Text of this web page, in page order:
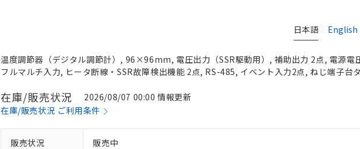
日本語 English
温度調節器（デジタル調節計）, 96×96mm, 電圧出力（SSR駆動用）, 補助出力 2点, 電源電
フルマルチ入力, ヒータ断線・SSR故障検出機能 2点, RS-485, イベント入力2点, ねじ端子台
在庫/販売状況
2026/08/07 00:00 情報更新
在庫/販売状況 ご利用条件
販売状況 販売中